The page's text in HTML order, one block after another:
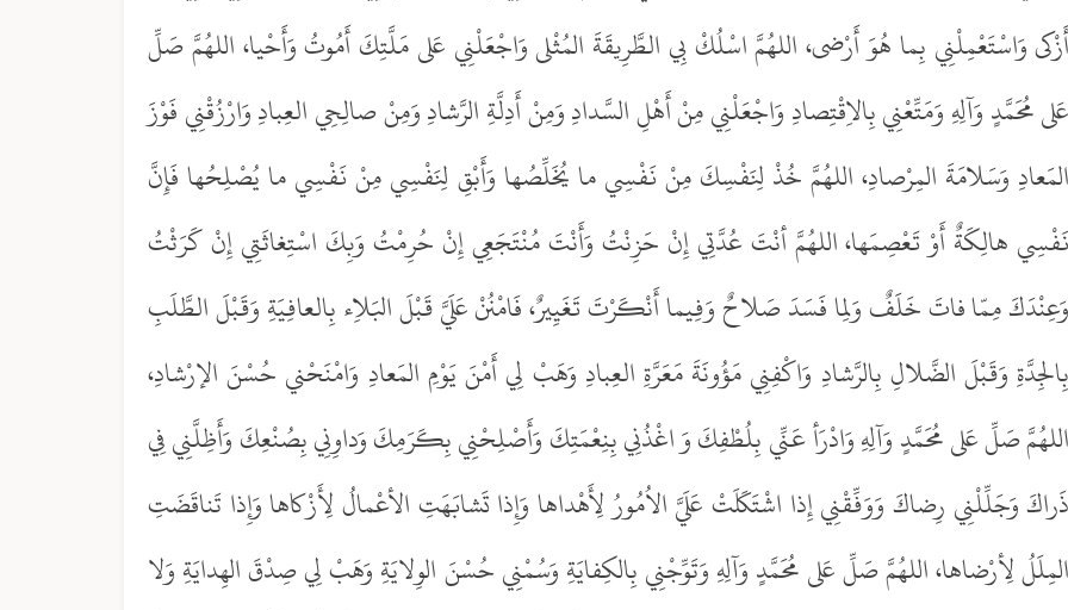
أَزْكى وَاسْتَعْمِلْنِي بِما هُوَ أَرْضى، اللهُمَّ اسْلُكْ بِي الطَّرِيقَةَ المُثْلى وَاجْعَلْنِي عَلى مَلَّتِكَ أَمُوتُ وَأَحْيا، اللهُمَّ صَلِّ
عَلى مُحَمَّدٍ وَآلِهِ وَمَتِّعْنِي بِالاِقْتِصادِ وَاجْعَلْنِي مِنْ أَهْلِ السَّدادِ وَمِنْ أَدِلَّةِ الرَّشادِ وَمِنْ صالِحِي العِبادِ وَارْزُقْنِي فَوْزَ
المَعادِ وَسَلامَةَ المِرْصادِ، اللهُمَّ خُذْ لِنَفْسِكَ مِنْ نَفْسِي ما يُخَلِّصُها وَأَبْقِ لِنَفْسِي مِنْ نَفْسِي ما يُصْلِحُها فَإِنَّ
نَفْسِي هالِكَةٌ أَوْ تَعْصِمَها، اللهُمَّ أنْتَ عُدَّتِي إِنْ حَزِنْتُ وَأَنْتَ مُنْتَجَعِي إِنْ حُرِمْتُ وَبِكَ اسْتِغاثَتِي إِنْ كَرَثْتُ
وَعِنْدَكَ مِمّا فاتَ خَلَفٌ وَلِما فَسَدَ صَلاحٌ وَفِيما أَنْكَرْتَ تَغَيِيرٌ، فَامْنُنْ عَلَيَّ قَبْلَ البَلاِء بِالعافِيَةِ وَقَبْلَ الطَّلَبِ
بِالجِدَّةِ وَقَبْلَ الضَّلالِ بِالرَّشادِ وَاكْفِنِي مَؤُونَةَ مَعَرَّةِ العِبادِ وَهَبْ لِي أَمْنَ يَوْمِ المَعادِ وَامْنَحْني حُسْنَ الإرْشادِ،
اللهُمَّ صَلِّ عَلى مُحَمَّدٍ وَآلِهِ وَادْرَأ عَنِّي بِلُطْفِكَ وَ اغْذُنِي بِنِعْمَتِكَ وَأَصْلِحْنِي بِكَرَمِكَ وَداوِنِي بِصُنْعِكَ وَأَظِلَّنِي فِي
ذَراكَ وَجَلِّلْنِي رِضاكَ وَوَفِّقْنِي إِذا اشْتَكَلَتْ عَلَيَّ الاُمُورُ لِأَهْداها وَإِذا تَشابَهَتِ الأعْمالُ لِأَزْكاها وَإِذا تَناقَضَتِ
المِلَلُ لِأرْضاها، اللهُمَّ صَلِّ عَلى مُحَمَّدٍ وَآلِهِ وَتَوِّجْنِي بِالكِفايَةِ وَسُمْنِي حُسْنَ الوِلايَةِ وَهَبْ لِي صِدْقَ الهِدايَةِ وَلا